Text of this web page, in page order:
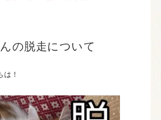
の脱走について
！